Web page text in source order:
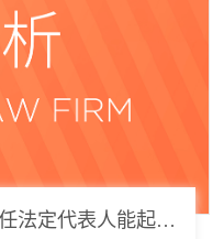
弘齐研析｜自己告自己？现任法定代表人能起诉公司索要劳动报酬吗？